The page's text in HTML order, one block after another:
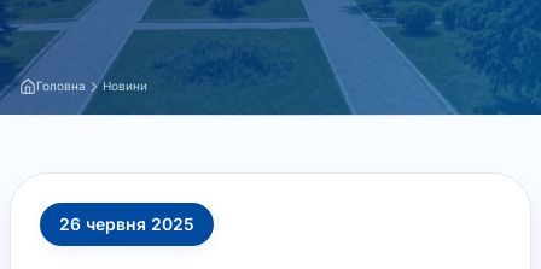
Головна Новини
26 червня 2025